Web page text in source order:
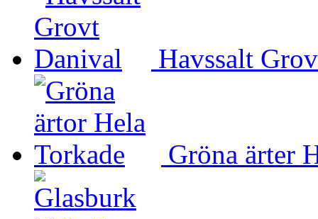
Havssalt
Gröna ärter